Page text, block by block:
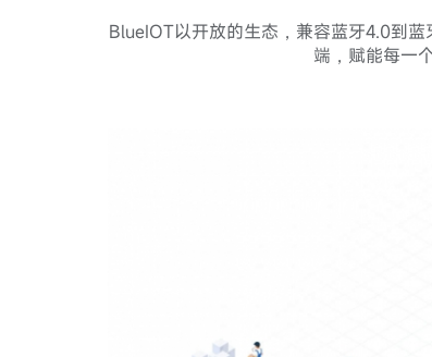
BlueIOT以开放的生态，兼容蓝牙4.0到
端，赋能每一